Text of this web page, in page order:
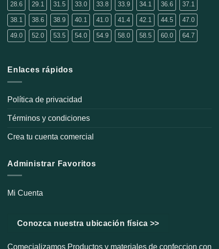
28.6 29.1 31.5 33.0 33.8 33.9 34.1 36.6 37.1
38.1 38.6 38.9 40.1 41.0 41.4 42.1 44.5 47.0
49.0 52.0 53.5 54.0 54.9 58.0 58.5 60.0 64.7
Enlaces rápidos
Política de privacidad
Términos y condiciones
Crea tu cuenta comercial
Administrar Favoritos
Mi Cuenta
Conozca nuestra ubicación física >>
Comecializamos Productos y materiales de confeccion con